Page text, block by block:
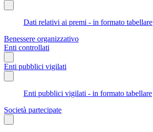
Dati relativi ai premi - in formato tabellare
Benessere organizzativo
Enti controllati
Enti pubblici vigilati
Enti pubblici vigilati - in formato tabellare
Società partecipate